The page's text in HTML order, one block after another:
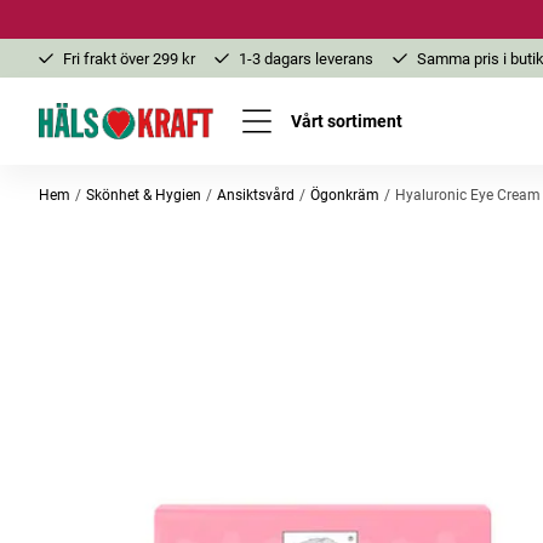
Fri frakt över 299 kr 1-3 dagars leverans Samma pris i
Vårt sortiment
Hem Skönhet & Hygien Ansiktsvård Ögonkräm Hyaluronic Eye Cream